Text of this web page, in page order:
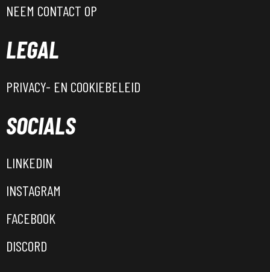
NEEM CONTACT OP
LEGAL
PRIVACY- EN COOKIEBELEID
SOCIALS
LINKEDIN
INSTAGRAM
FACEBOOK
DISCORD